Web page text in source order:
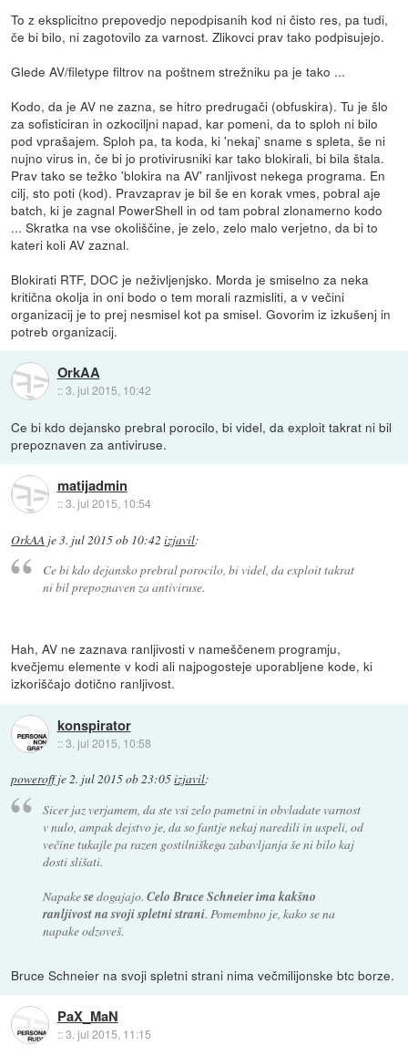
To z eksplicitno prepovedjo nepodpisanih kod ni čisto res, pa tudi,
če bi bilo, ni zagotovilo za varnost. Zlikovci prav tako podpisujejo.
Glede AV/filetype filtrov na poštnem strežniku pa je tako ...
Kodo, da je AV ne zazna, se hitro predrugači (obfuskira). Tu je šlo
za sofisticiran in ozkociljni napad, kar pomeni, da to sploh ni bilo
pod vprašajem. Sploh pa, ta koda, ki 'nekaj' sname s spleta, še ni
nujno virus in, če bi jo protivirusniki kar tako blokirali, bi bila štala.
Prav tako se težko 'blokira na AV' ranljivost nekega programa. En
cilj, sto poti (kod). Pravzaprav je bil še en korak vmes, pobral aje
batch, ki je zagnal PowerShell in od tam pobral zlonamerno kodo
... Skratka na vse okoliščine, je zelo, zelo malo verjetno, da bi to
kateri koli AV zaznal.
Blokirati RTF, DOC je neživljenjsko. Morda je smiselno za neka
kritična okolja in oni bodo o tem morali razmisliti, a v večini
organizacij je to prej nesmisel kot pa smisel. Govorim iz izkušenj in
potreb organizacij.
OrkAA
::3. jul 2015, 10:42
Ce bi kdo dejansko prebral porocilo, bi videl, da exploit takrat ni bil
prepoznaven za antiviruse.
matijadmin
::3. jul 2015, 10:54
OrkAA je3. jul 2015 ob 10:42 izjavil:
Ce bi kdo dejansko prebral porocilo, bi videl, da exploit takrat
ni bil prepoznaven za antiviruse.
Hah, AV ne zaznava ranljivosti v nameščenem programju,
kvečjemu elemente v kodi ali najpogosteje uporabljene kode, ki
izkoriščajo dotično ranljivost.
konspirator
::3. jul 2015, 10:58
poweroffje2. jul 2015 ob 23:05izjavil:
Sicer jaz verjamem, da ste vsi zelo pametni in obvladate varnost
v nulo, ampak dejstvo je, da so fantje nekaj naredili in uspeli, od
večine tukajle pa razen gostilniškega zabavljanja še ni bilo kaj
dosti slišati.
Napakesedogajajo. Celo Bruce Schneier ima kakšno
ranljivost na svoji spletni strani. Pomembno je, kako se na
napake odzoveš.
Bruce Schneier na svoji spletni strani nima večmilijonske btc borze.
PaX_MaN
::3. jul 2015, 11:15